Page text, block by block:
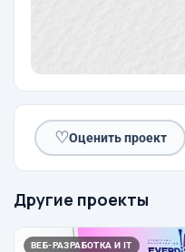
♡Оценить проект
Другие проекты
ВЕБ-РАЗРАБОТКА И IT